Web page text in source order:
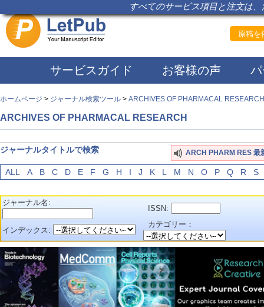
すべてのサービス項目と注文は
原稿を
サービスガイド お客様の声
ホームページ > ジャーナル検索ツール > ARCHIVES OF PHARMACAL RESEARCH
ARCHIVES OF PHARMACAL RESEARCH
ジャーナルタイトルで検索 ARCH PHARM RES 最
ALL A B C D E F G H I J K L M N O P Q R S
ジャーナル名:
ISSN:
インデックス:
カテゴリー：